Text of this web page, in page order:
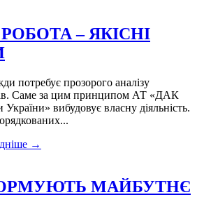
– ЯКІСНІ
потребує прозорого аналізу
Саме за цим принципом АТ «ДАК
вибудовує власну діяльність.
→
МАЙБУТНЄ